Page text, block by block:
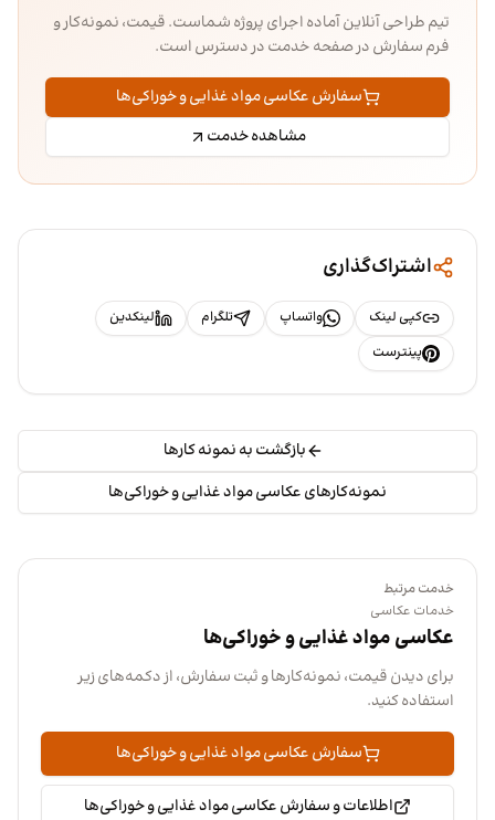
تیم طراحی آنلاین آماده اجرای پروژه شماست. قیمت، نمونه‌کار و
فرم سفارش در صفحه خدمت در دسترس است.
سفارش عکاسی مواد غذایی و خوراکی‌ها
مشاهده خدمت
اشتراک‌گذاری
کپی لینک واتساپ تلگرام
لینکدین
پینترست
بازگشت به نمونه کارها
نمونه‌کارهای عکاسی مواد غذایی و خوراکی‌ها
خدمت مرتبط
خدمات عکاسی
عکاسی مواد غذایی و خوراکی‌ها
برای دیدن قیمت، نمونه‌کارها و ثبت سفارش، از دکمه‌های زیر
استفاده کنید.
سفارش عکاسی مواد غذایی و خوراکی‌ها
اطلاعات و سفارش عکاسی مواد غذایی و خوراکی‌ها